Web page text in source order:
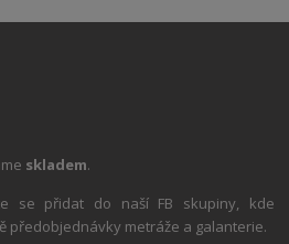
skladem.
se přidat do naší FB skupiny, kde
předobjednávky metráže a galanterie.